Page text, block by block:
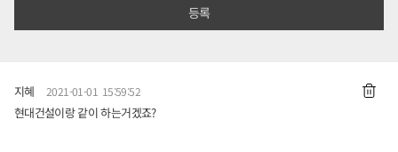
지혜 2021-01-01 15:59:52
현대건설이랑 같이 하는거겠죠?